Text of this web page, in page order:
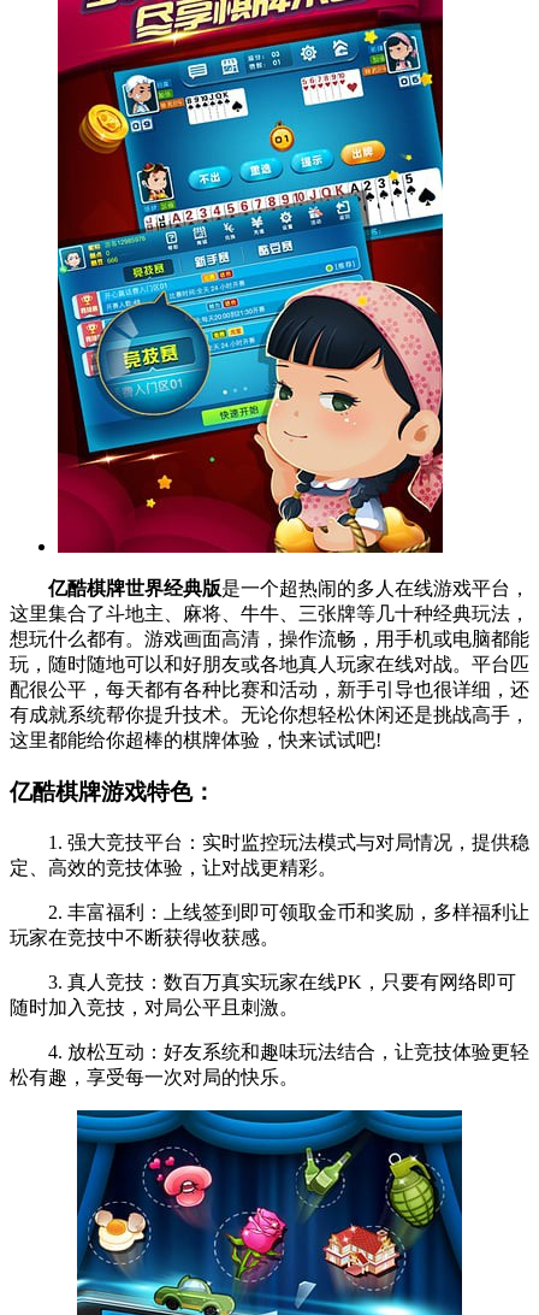
亿酷棋牌世界经典版是一个超热闹的多人在线游戏平台，
这里集合了斗地主、麻将、牛牛、三张牌等几十种经典玩法，
想玩什么都有。游戏画面高清，操作流畅，用手机或电脑都能
玩，随时随地可以和好朋友或各地真人玩家在线对战。平台匹
配很公平，每天都有各种比赛和活动，新手引导也很详细，还
有成就系统帮你提升技术。无论你想轻松休闲还是挑战高手，
这里都能给你超棒的棋牌体验，快来试试吧!
亿酷棋牌游戏特色：
1. 强大竞技平台：实时监控玩法模式与对局情况，提供稳
定、高效的竞技体验，让对战更精彩。
2. 丰富福利：上线签到即可领取金币和奖励，多样福利让
玩家在竞技中不断获得收获感。
3. 真人竞技：数百万真实玩家在线PK，只要有网络即可
随时加入竞技，对局公平且刺激。
4. 放松互动：好友系统和趣味玩法结合，让竞技体验更轻
松有趣，享受每一次对局的快乐。